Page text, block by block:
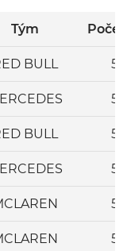
Tým
BULL 53
53
BULL 53
53
53
53